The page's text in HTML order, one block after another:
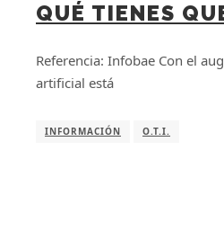
QUÉ TIENES
Referencia: Infobae Con el
artificial está
INFORMACIÓN O.T.I.